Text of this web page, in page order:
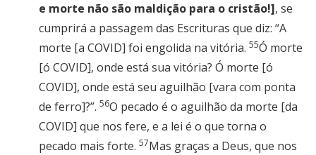
e morte não são maldição para o cristão!], se
cumprirá a passagem das Escrituras que diz: “A
morte [a COVID] foi engolida na vitória. 55Ó morte
[ó COVID], onde está sua vitória? Ó morte [ó
COVID], onde está seu aguilhão [vara com ponta
de ferro]?”. 56O pecado é o aguilhão da morte [da
COVID] que nos fere, e a lei é o que torna o
pecado mais forte. 57Mas graças a Deus, que nos